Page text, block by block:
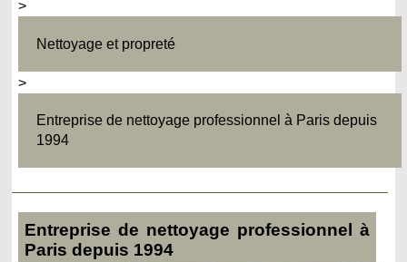
>
Nettoyage et propreté
>
Entreprise de nettoyage professionnel à Paris depuis
1994
Entreprise de nettoyage professionnel à
Paris depuis 1994